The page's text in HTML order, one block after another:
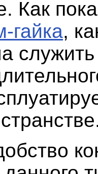
Как
гайка,